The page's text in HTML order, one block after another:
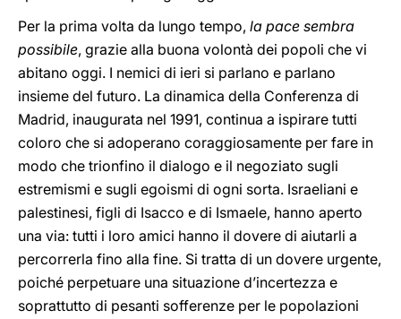
Per la prima volta da lungo tempo, la pace sembra
possibile, grazie alla buona volontà dei popoli che vi
abitano oggi. I nemici di ieri si parlano e parlano
insieme del futuro. La dinamica della Conferenza di
Madrid, inaugurata nel 1991, continua a ispirare tutti
coloro che si adoperano coraggiosamente per fare in
modo che trionfino il dialogo e il negoziato sugli
estremismi e sugli egoismi di ogni sorta. Israeliani e
palestinesi, figli di Isacco e di Ismaele, hanno aperto
una via: tutti i loro amici hanno il dovere di aiutarli a
percorrerla fino alla fine. Si tratta di un dovere urgente,
poiché perpetuare una situazione d’incertezza e
soprattutto di pesanti sofferenze per le popolazioni